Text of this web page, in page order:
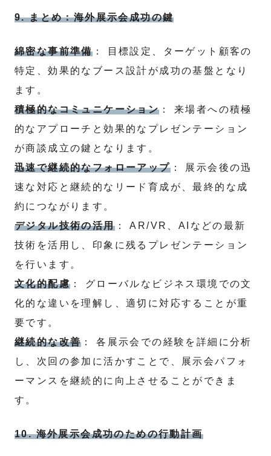
9. まとめ：海外展示会成功の鍵
綿密な事前準備： 目標設定、ターゲット顧客の
特定、効果的なブース設計が成功の基盤となり
ます。
積極的なコミュニケーション ： 来場者への積極
的なアプローチと効果的なプレゼンテーション
が商談成立の鍵となります。
迅速で継続的なフォローアップ： 展示会後の迅
速な対応と継続的なリード育成が、最終的な成
約につながります。
デジタル技術の活用： AR/VR、AIなどの最新
技術を活用し、印象に残るプレゼンテーション
を行います。
文化的配慮 ： グローバルなビジネス環境での文
化的な違いを理解し、適切に対応することが重
要です。
継続的な改善 ： 各展示会での経験を詳細に分析
し、次回の参加に活かすことで、展示会パフォ
ーマンスを継続的に向上させることができま
す。
10. 海外展示会成功のための行動計画